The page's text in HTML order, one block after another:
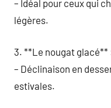
– Idéal pour ceux qui
légères.
3. **Le nougat glacé**
– Déclinaison en
estivales.